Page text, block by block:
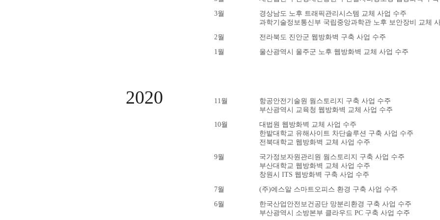
3월
경상남도 노후 트래픽관리시스템 교체 사업 수주
과학기술정보통신부 국립중앙과학관 노후 보안장비 교체
2월
전라북도 진안군 웹방화벽 구축 사업 수주
1월
울산광역시 울주군 노후 웹방화벽 교체 사업 수주
2020 11월
항공안전기술원 웜스토리지 구축 사업 수주
부산광역시 교육청 웹방화벽 교체 사업 수주
10월
대법원 웹방화벽 교체 사업 수주
한밭대학교 유해사이트 차단솔루션 구축 사업 수주
전북대학교 웹방화벽 교체 사업 수주
9월
국가정보자원관리원 웜스토리지 구축 사업 수주
부산대학교 웹방화벽 교체 사업 수주
창원시 ITS 웹방화벽 구축 사업 수주
7월
(주)에스알 스마트오피스 환경 구축 사업 수주
6월
한국산업안전보건공단 망분리환경 구축 사업 수주
부산광역시 소방본부 클라우드 PC 구축 사업 수주